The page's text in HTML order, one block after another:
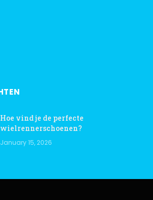
Hoe vind je de perfecte
wielrennerschoenen?
January 15, 2026